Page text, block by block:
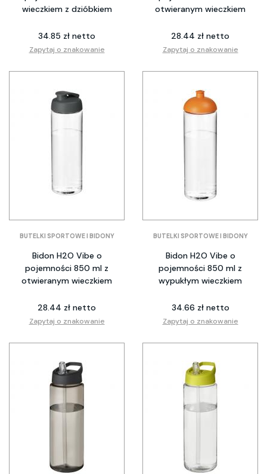
wieczkiem z dzióbkiem
34.85 zł netto
Zapytaj o znakowanie
otwieranym wieczkiem
28.44 zł netto
Zapytaj o znakowanie
BUTELKI SPORTOWE I BIDONY
Bidon H2O Vibe o
pojemności 850 ml z
otwieranym wieczkiem
28.44 zł netto
Zapytaj o znakowanie
BUTELKI SPORTOWE I BIDONY
Bidon H2O Vibe o
pojemności 850 ml z
wypukłym wieczkiem
34.66 zł netto
Zapytaj o znakowanie